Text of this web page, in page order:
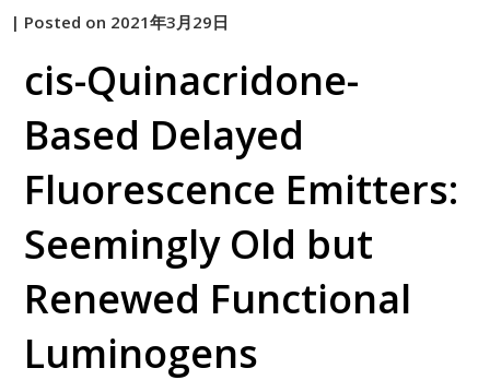
by
| Posted on 2021年3月29日
cis-Quinacridone-
Based Delayed
Fluorescence Emitters:
Seemingly Old but
Renewed Functional
Luminogens